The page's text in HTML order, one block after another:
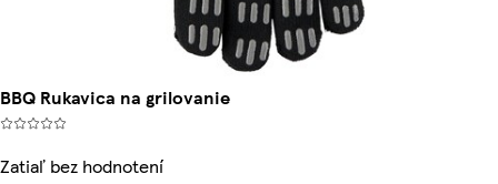
BBQ Rukavica na grilovanie
Zatiaľ bez hodnotení